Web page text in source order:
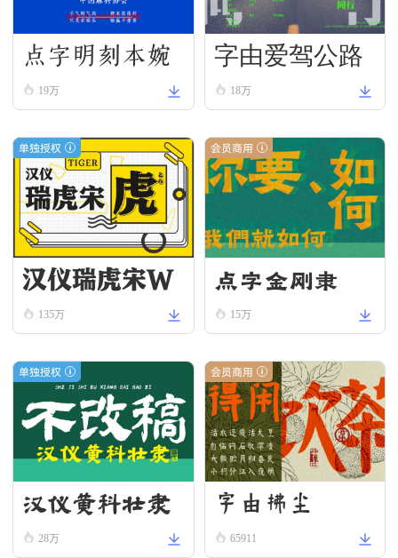
点字明刻本婉
宋19万
字由爱驾公路
体-宋
18万
单独授权
汉仪瑞虎宋W
135万
会员商用
点字金刚隶
15万
单独授权
汉仪黄科壮隶
W28万
会员商用
字由拂尘
65911